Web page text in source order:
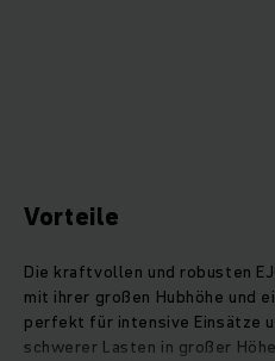
Vorteile
Die kraftvollen und robusten
mit ihrer großen Hubhöhe und
perfekt für intensive Einsätze
schwerer Lasten in großer